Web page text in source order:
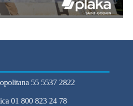
55 5537 2822
01 800 823 24 78